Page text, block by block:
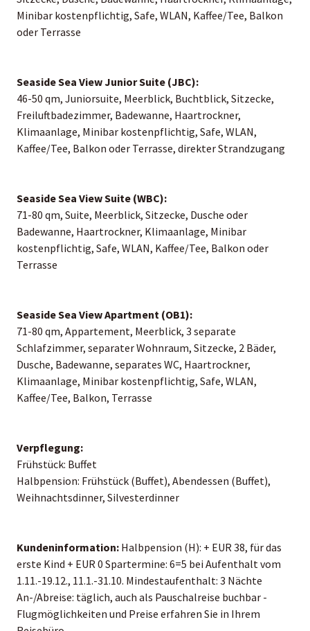
Minibar kostenpflichtig, Safe, WLAN, Kaffee/Tee, Balkon
oder Terrasse
Seaside Sea View Junior Suite (JBC):
46-50 qm, Juniorsuite, Meerblick, Buchtblick, Sitzecke,
Freiluftbadezimmer, Badewanne, Haartrockner,
Klimaanlage, Minibar kostenpflichtig, Safe, WLAN,
Kaffee/Tee, Balkon oder Terrasse, direkter Strandzugang
Seaside Sea View Suite (WBC):
71-80 qm, Suite, Meerblick, Sitzecke, Dusche oder
Badewanne, Haartrockner, Klimaanlage, Minibar
kostenpflichtig, Safe, WLAN, Kaffee/Tee, Balkon oder
Terrasse
Seaside Sea View Apartment (OB1):
71-80 qm, Appartement, Meerblick, 3 separate
Schlafzimmer, separater Wohnraum, Sitzecke, 2 Bäder,
Dusche, Badewanne, separates WC, Haartrockner,
Klimaanlage, Minibar kostenpflichtig, Safe, WLAN,
Kaffee/Tee, Balkon, Terrasse
Verpflegung:
Frühstück: Buffet
Halbpension: Frühstück (Buffet), Abendessen (Buffet),
Weihnachtsdinner, Silvesterdinner
Kundeninformation: Halbpension (H): + EUR 38, für das
erste Kind + EUR 0 Spartermine: 6=5 bei Aufenthalt vom
1.11.-19.12., 11.1.-31.10. Mindestaufenthalt: 3 Nächte
An-/Abreise: täglich, auch als Pauschalreise buchbar -
Flugmöglichkeiten und Preise erfahren Sie in Ihrem